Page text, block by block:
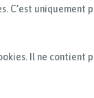
C’est uniquement
Il ne contient